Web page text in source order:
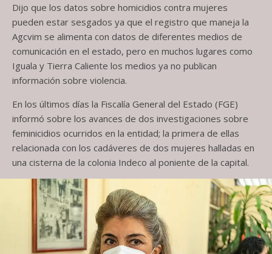
Dijo que los datos sobre homicidios contra mujeres
pueden estar sesgados ya que el registro que maneja la
Agcvim se alimenta con datos de diferentes medios de
comunicación en el estado, pero en muchos lugares como
Iguala y Tierra Caliente los medios ya no publican
información sobre violencia.
En los últimos días la Fiscalía General del Estado (FGE)
informó sobre los avances de dos investigaciones sobre
feminicidios ocurridos en la entidad; la primera de ellas
relacionada con los cadáveres de dos mujeres halladas en
una cisterna de la colonia Indeco al poniente de la capital.